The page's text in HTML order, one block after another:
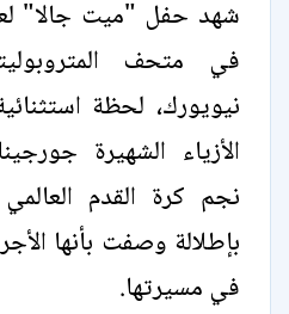
في متحف
نيويورك، لحظة
الأزياء الشهيرة
نجم كرة القدم
بإطلالة وصفت بأنها
في مسيرتها.